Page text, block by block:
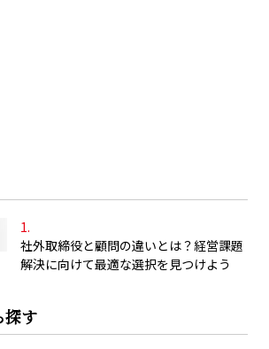
社外取締役と顧問の違いとは？経営課題
解決に向けて最適な選択を見つけよう
探す